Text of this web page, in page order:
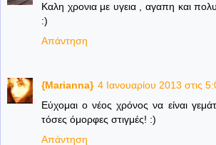
Καλη χρονια με υγεια , αγαπη και
:)
Απάντηση
{Marianna} 4 Ιανουαρίου 2013 στις
Εύχομαι ο νέος χρόνος να είναι
τόσες όμορφες στιγμές! :)
Απάντηση